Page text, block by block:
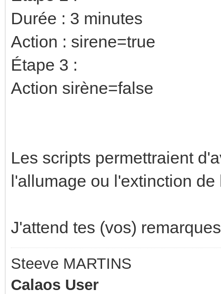
Durée : 3 minutes
Action : sirene=true
Étape 3 :
Action sirène=false
Les scripts permettraient
l'allumage ou l'extinction de
J'attend tes (vos)
Steeve MARTINS
Calaos User